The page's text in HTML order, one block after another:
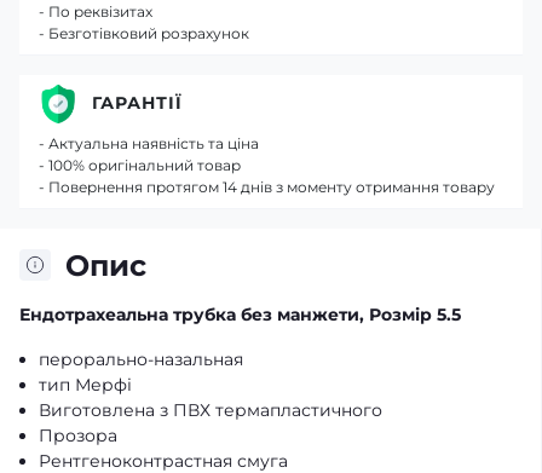
Опис
Ендотрахеальна трубка без манжети, Розмір 5.5
перорально-назальная
тип Мерфі
Виготовлена з ПВХ термапластичного
Прозора
Рентгеноконтрастная смуга
- По реквізитах
- Безготівковий розрахунок
ГАРАНТІЇ
- Актуальна наявність та ціна
- 100% оригінальний товар
- Повернення протягом 14 днів з моменту отримання товару